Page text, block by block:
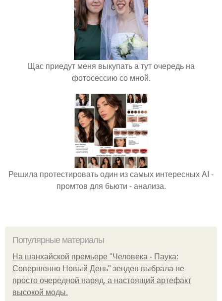
Щас приедут меня выкупать а тут очередь на
фотосессию со мной.
Решила протестировать один из самых интересных AI -
промтов для бьюти - анализа.
Популярные материалы
На шанхайской премьере "Человека - Паука:
Совершенно Новый День" зендея выбрала не
просто очередной наряд, а настоящий артефакт
высокой моды.